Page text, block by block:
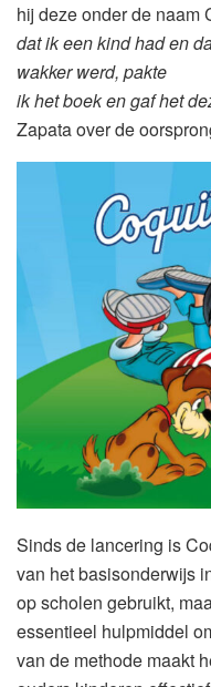
hij deze onder de naam
dat ik een kind had en
wakker werd, pakte
ik het boek en gaf het
Zapata over de
Sinds de lancering is
van het basisonderwijs
op scholen gebruikt,
essentieel hulpmiddel
van de methode maakt